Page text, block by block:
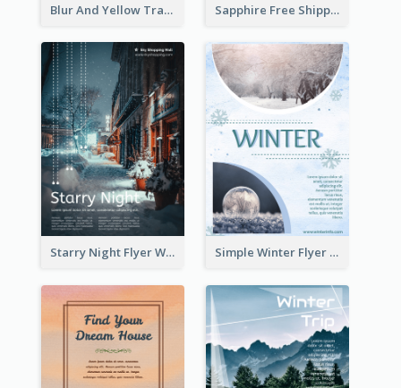
Blur And Yellow Travelling Flyer Decorated With Photo Sapphire Free Shipping Flyer Design Ideas
Starry Night Flyer With Street View Simple Winter Flyer With Snow Decorations